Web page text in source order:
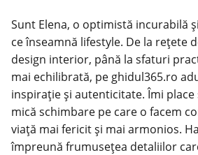
Sunt Elena, o optimistă incurabilă
ce înseamnă lifestyle. De la rețete
design interior, până la sfaturi
mai echilibrată, pe ghidul365.ro
inspirație și autenticitate. Îmi place
mică schimbare pe care o facem
viață mai fericit și mai armonios.
împreună frumusețea detaliilor